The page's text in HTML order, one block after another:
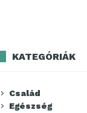
KATEGÓRIÁK
Család
Egészség